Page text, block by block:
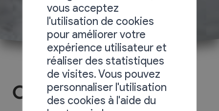
Chalet Les Ruches 4
vous acceptez
l'utilisation de cookies
pour améliorer votre
expérience utilisateur et
réaliser des statistiques
de visites. Vous pouvez
personnaliser l'utilisation
des cookies à l'aide du